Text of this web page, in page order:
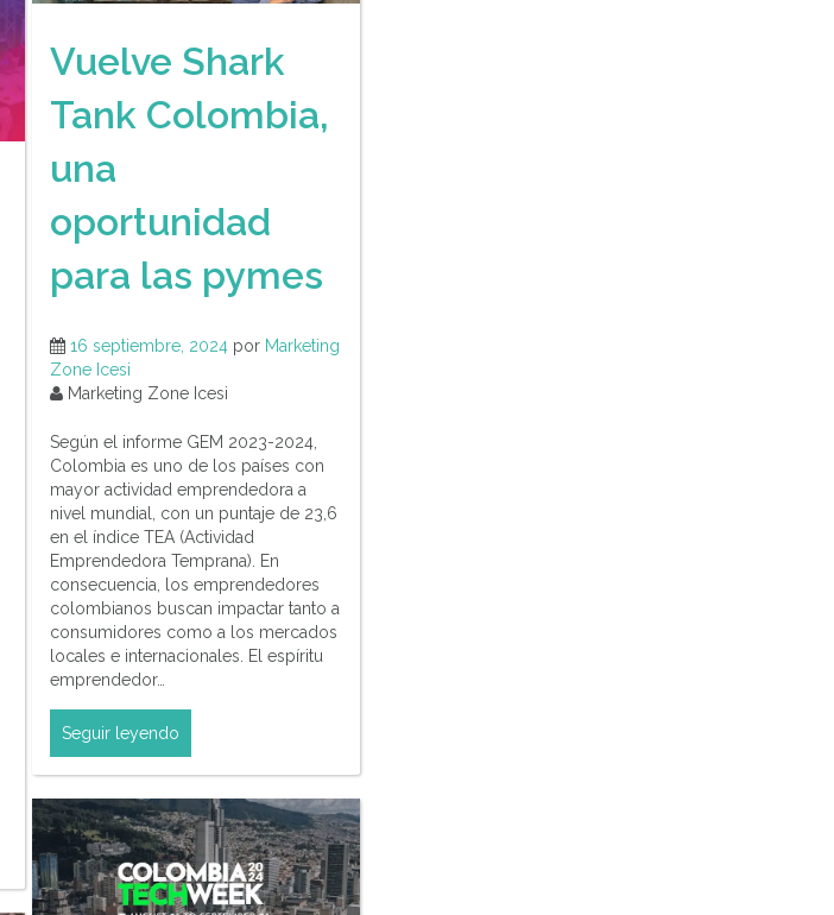
Vuelve Shark
Tank Colombia,
una
oportunidad
para las pymes
16 septiembre, 2024 por Marketing
Zone Icesi
Marketing Zone Icesi
Según el informe GEM 2023-2024,
Colombia es uno de los países con
mayor actividad emprendedora a
nivel mundial, con un puntaje de 23,6
en el índice TEA (Actividad
Emprendedora Temprana). En
consecuencia, los emprendedores
colombianos buscan impactar tanto a
consumidores como a los mercados
locales e internacionales. El espíritu
emprendedor…
Seguir leyendo